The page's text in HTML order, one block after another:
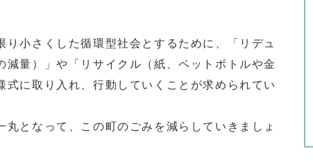
小さくした循環型社会とするために、「リデュ
量）」や「リサイクル（紙、ペットボトルや金
に取り入れ、行動していくことが求められてい
となって、この町のごみを減らしていきましょ